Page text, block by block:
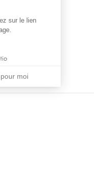
sur le lien
moi
vos Options
vos paramètres de